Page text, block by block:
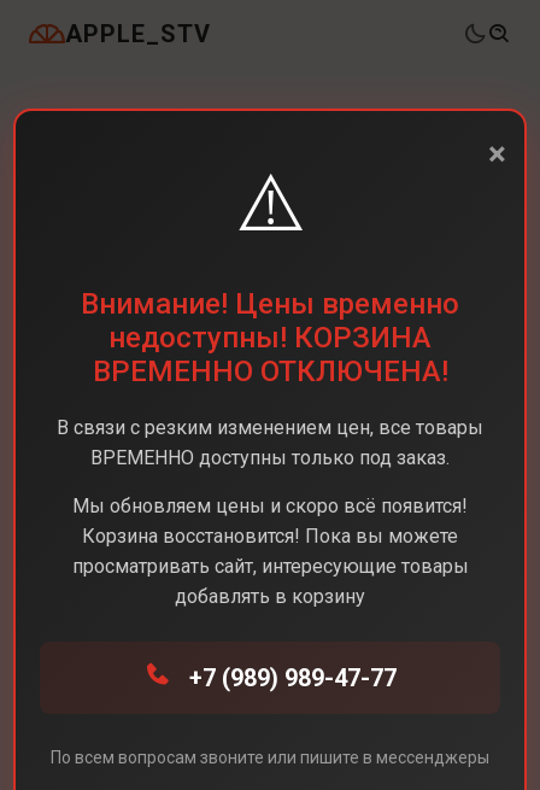
APPLE_STV
Смартфоны iPhone 14
×
⚠️
Внимание! Цены временно
недоступны! КОРЗИНА
ВРЕМЕННО ОТКЛЮЧЕНА!
В связи с резким изменением цен, все товары
ВРЕМЕННО доступны только под заказ.
Мы обновляем цены и скоро всё появится!
Корзина восстановится! Пока вы можете
просматривать сайт, интересующие товары
добавлять в корзину
+7 (989) 989-47-77
По всем вопросам звоните или пишите в мессенджеры